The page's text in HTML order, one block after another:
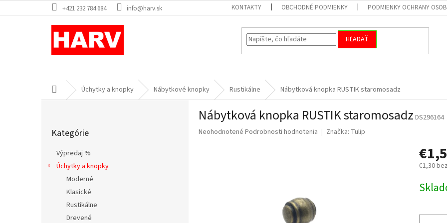
na
+421 232 784 684 info@harv.sk KONTAKTY OBCHODNÉ PODMIENKY PODMIENKY OCHRANY
HĽADAŤ
DomovÚchytky a knopky Nábytkové knopky Rustikálne Nábytková knopka RUSTIK staromosadz
kategórie
Kategórie
Výpredaj %
Úchytky a knopky
Moderné
Klasické
Rustikálne
Drevené
Nábytková knopka RUSTIK staromosadz DS296164
Priemerné
Neohodnotené Podrobnosti hodnotenia Značka: Tulip
€1,30
cena: